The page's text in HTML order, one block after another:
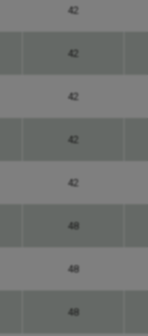
42
42
42
42
42
48
48
48